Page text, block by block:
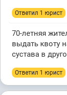
Ответил 1 юрист
70-летняя
выдать квоту
сустава в
Ответил 1 юрист